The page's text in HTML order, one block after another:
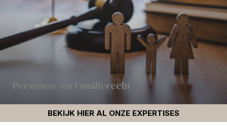
Personen- en Familierecht
BEKIJK HIER AL ONZE EXPERTISES